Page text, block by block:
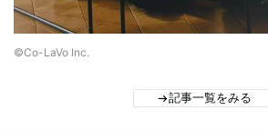
©Co-LaVo Inc.
記事一覧をみる